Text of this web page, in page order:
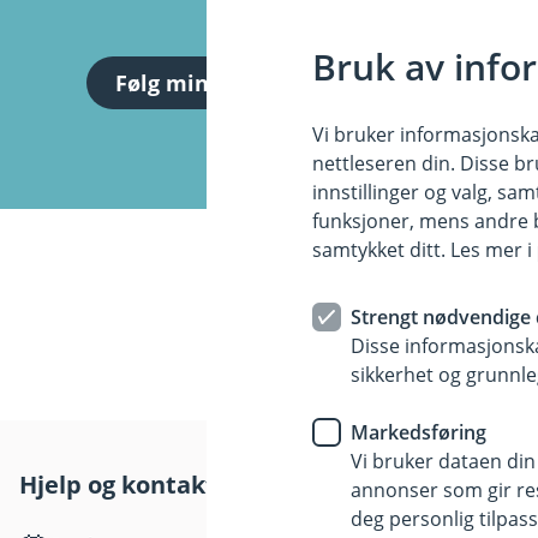
Følg min lånesøknad
Hjelp og kontakt Her
Bruk av
Vi bruker
nettleseren din. Disse
innstillinger og valg,
funksjoner, mens andre
samtykket ditt. Les mer
Strengt nødvendige
Disse
sikkerhet og
Markedsføring
Vi bruker dataen
annonser som gir
deg personlig